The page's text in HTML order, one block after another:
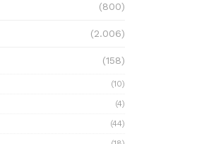
(800)
(2.006)
(158)
(10)
(4)
(44)